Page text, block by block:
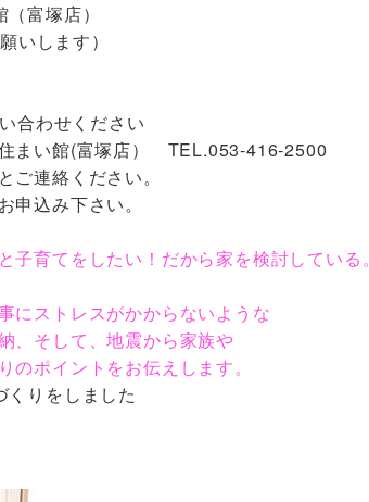
富塚店）
いします）
合わせください
まい館(富塚店） TEL.053-416-2500
ご連絡ください。
申込み下さい。
育てをしたい！だから家を検討している。
にストレスがかからないような
、そして、地震から家族や
ポイントをお伝えします。
りをしました